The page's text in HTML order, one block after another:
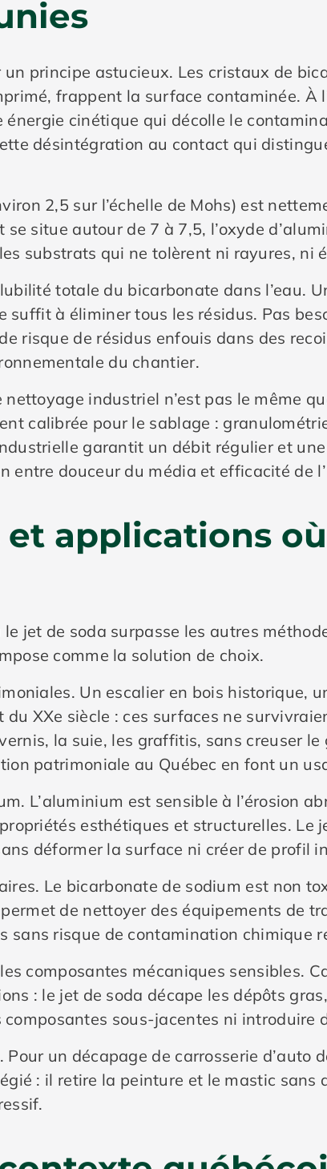
principe astucieux. Les cristaux de
frappent la surface contaminée. À
cinétique qui décolle le
désintégration au contact qui
2,5 sur l’échelle de Mohs) est
situe autour de 7 à 7,5, l’oxyde
substrats qui ne tolèrent ni rayures, ni
totale du bicarbonate dans l’eau.
suffit à éliminer tous les résidus. Pas
risque de résidus enfouis dans des
du chantier.
industriel n’est pas le même
calibrée pour le sablage :
garantit un débit régulier et
entre douceur du média et efficacité de
et applications
le jet de soda surpasse les autres
comme la solution de choix.
Un escalier en bois historique,
du XXe siècle : ces surfaces ne
la suie, les graffitis, sans creuser
patrimoniale au Québec en font un
L’aluminium est sensible à l’érosion
esthétiques et structurelles. Le
déformer la surface ni créer de profil
Le bicarbonate de sodium est non
de nettoyer des équipements de
sans risque de contamination chimique
composantes mécaniques sensibles.
: le jet de soda décape les dépôts
sous-jacentes ni introduire
un décapage de carrosserie d’auto
: il retire la peinture et le mastic sans